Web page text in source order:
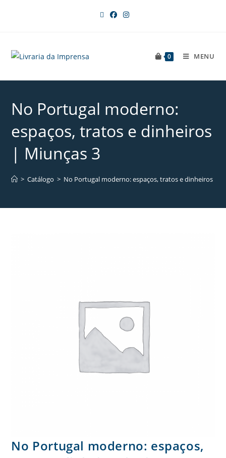
0 MENU
No Portugal moderno:
espaços, tratos e dinheiros
| Miunças 3
> Catálogo > No Portugal moderno: espaços, tratos e dinheiros |
No Portugal moderno: espaços,